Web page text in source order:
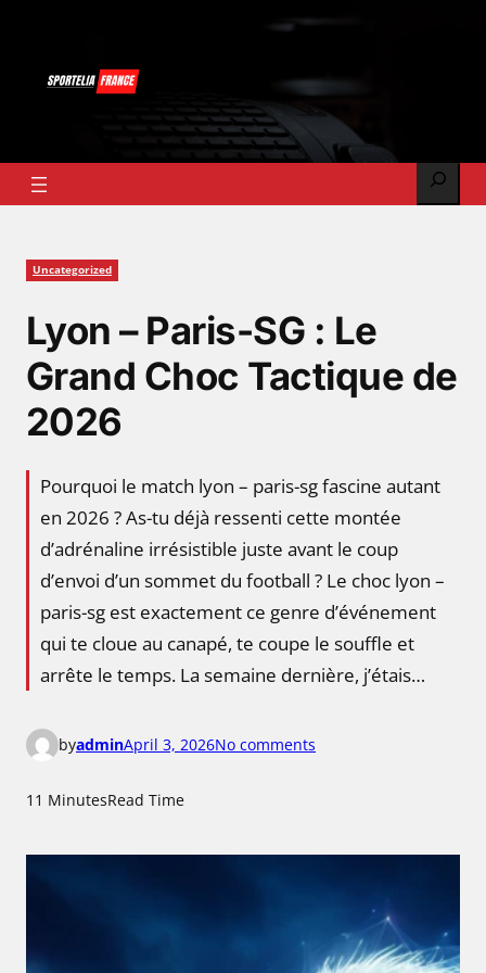
content
Search
Uncategorized
Lyon – Paris-SG : Le
Grand Choc Tactique de
2026
Pourquoi le match lyon – paris-sg fascine autant
en 2026 ? As-tu déjà ressenti cette montée
d’adrénaline irrésistible juste avant le coup
d’envoi d’un sommet du football ? Le choc lyon –
paris-sg est exactement ce genre d’événement
qui te cloue au canapé, te coupe le souffle et
arrête le temps. La semaine dernière, j’étais…
byadminApril 3, 2026No comments
11 MinutesRead Time